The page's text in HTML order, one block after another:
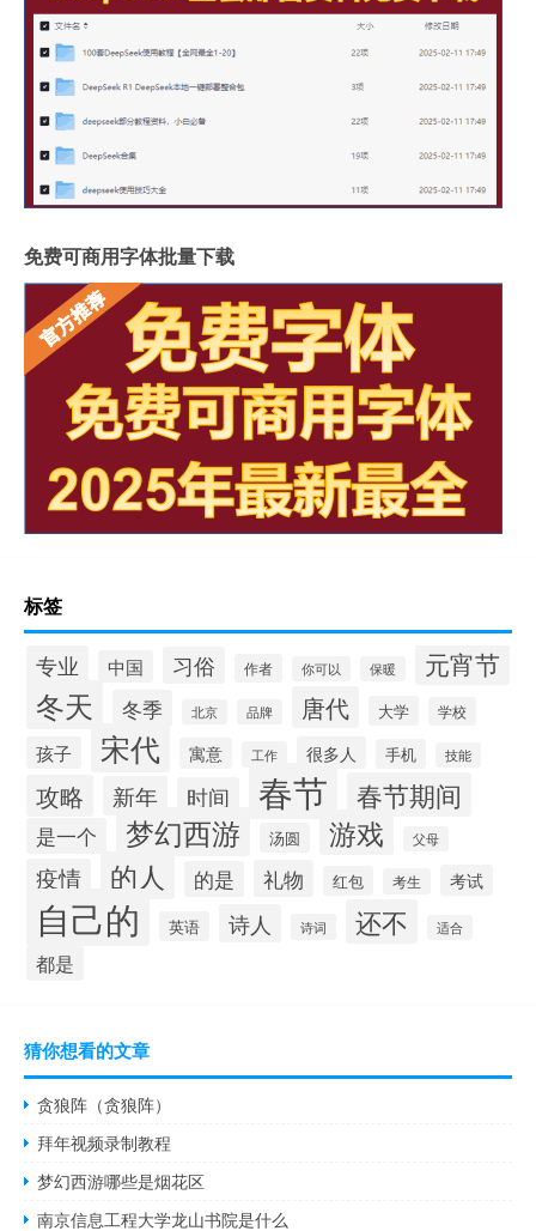
免费可商用字体批量下载
标签
专业 中国 习俗 作者 你可以 保暖 元宵节
冬天 冬季 北京 品牌 唐代 大学 学校
孩子 宋代 寓意 工作 很多人 手机 技能
攻略 新年 时间 春节 春节期间
是一个 梦幻西游 汤圆 游戏 父母
疫情 的人 的是 礼物 红包 考生 考试
自己的 英语 诗人 诗词 还不 适合
都是
猜你想看的文章
贪狼阵（贪狼阵）
拜年视频录制教程
梦幻西游哪些是烟花区
南京信息工程大学龙山书院是什么